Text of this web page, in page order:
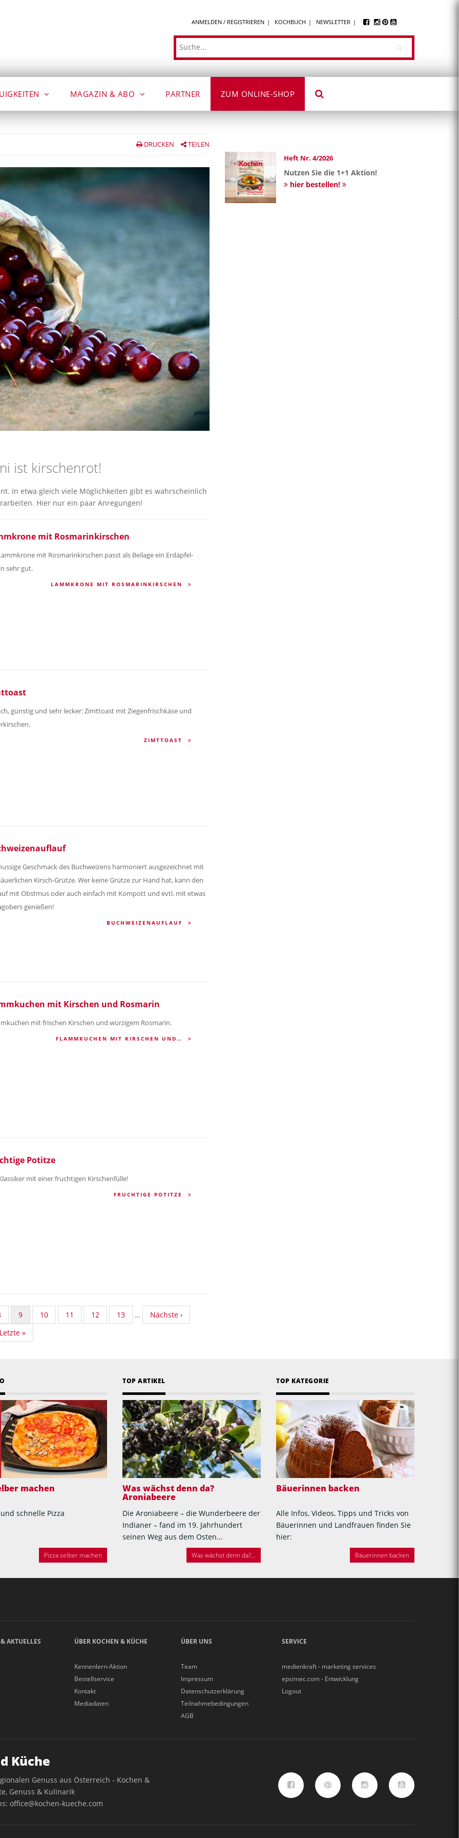
ANMELDEN / REGISTRIEREN KOCHBUCH NEWSLETTER
Suche
MAGAZIN & ABO PARTNER ZUM ONLINE-SHOP
DRUCKEN TEILEN
ist kirschenrot!
In etwa gleich viele Möglichkeiten gibt es wahrscheinlich
Hier nur ein paar Anregungen!
mit Rosmarinkirschen
mit Rosmarinkirschen passt als Beilage ein Erdäpfel-
sehr gut.
LAMMKRONE MIT ROSMARINKIRSCHEN
günstig und sehr lecker: Zimttoast mit Ziegenfrischkäse und
ZIMTTOAST
Geschmack des Buchweizens harmoniert ausgezeichnet mit
Kirsch-Grütze. Wer keine Grütze zur Hand hat, kann den
mit Obstmus oder auch einfach mit Kompott und evtl. mit etwas
genießen!
BUCHWEIZENAUFLAUF
mit Kirschen und Rosmarin
mit frischen Kirschen und würzigem Rosmarin.
FLAMMKUCHEN MIT KIRSCHEN UND…
Potitze
mit einer fruchtigen Kirschenfülle!
FRUCHTIGE POTITZE
Seite
Aktuelle
Seite
9
Standard
Taxonomy
10
Standard
Taxonomy
11
Standard
Taxonomy
12
Standard
Taxonomy
13 …
Nächste
Seite
Nächste ›
Last
Letzte »
Heft Nr. 4/2026
Nutzen Sie die 1+1 Aktion!
hier bestellen!
machen
schnelle Pizza
Pizza selber machen
TOP ARTIKEL
Was wächst denn da?
Aroniabeere
Die Aroniabeere – die Wunderbeere der
Indianer – fand im 19. Jahrhundert
seinen Weg aus dem Osten...
Was wächst denn da?...
TOP KATEGORIE
Bäuerinnen backen
Alle Infos, Videos, Tipps und Tricks von
Bäuerinnen und Landfrauen finden Sie
hier:
Bäuerinnen backen
AKTUELLES ÜBER KOCHEN & KÜCHE
Kennenlern-Aktion
Bestellservice
Kontakt
Mediadaten
ÜBER UNS
Team
Impressum
Datenschutzerklärung
Teilnahmebedingungen
AGB
SERVICE
medienkraft - marketing services
epsimec.com - Entwicklung
Logout
Küche
Genuss aus Österreich - Kochen &
Genuss & Kulinarik
office@kochen-kueche.com